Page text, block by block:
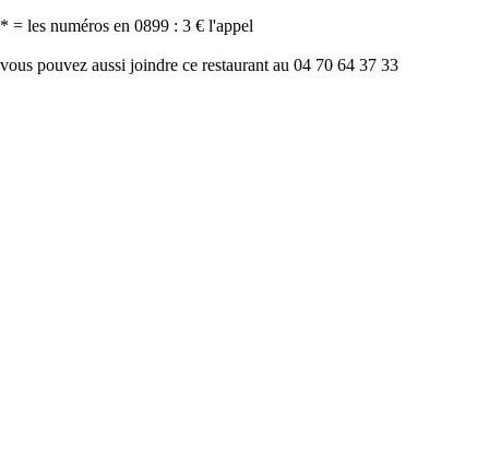
* = les numéros en 0899 : 3 € l'appel
vous pouvez aussi joindre ce restaurant au 04 70 64 37 33